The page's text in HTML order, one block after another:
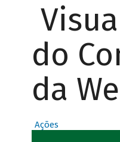
do
da
Ações